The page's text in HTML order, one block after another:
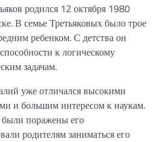
родился 12 октября 1980
В семье Третьяковых было трое
ребенком. С детства он
к логическому
задачам.
уже отличался высокими
и большим интересом к наукам.
были поражены его
родителям заниматься его